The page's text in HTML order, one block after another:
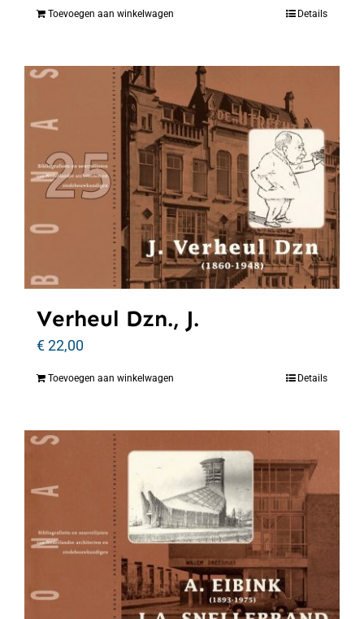
Toevoegen aan winkelwagen Details
Verheul Dzn., J.
€22,00
Toevoegen aan winkelwagen Details